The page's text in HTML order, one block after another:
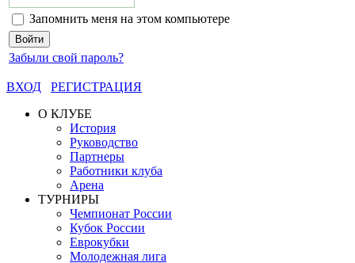
Запомнить меня на этом компьютере
Забыли свой пароль?
ВХОД
РЕГИСТРАЦИЯ
О КЛУБЕ
История
Руководство
Партнеры
Работники клуба
Арена
ТУРНИРЫ
Чемпионат России
Кубок России
Еврокубки
Молодежная лига